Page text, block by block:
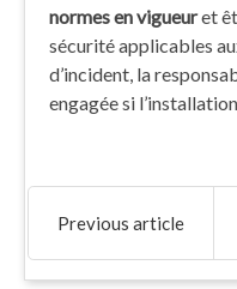
normes en vigueuret
sécurité applicables
d’incident, la
engagée si
Previous article